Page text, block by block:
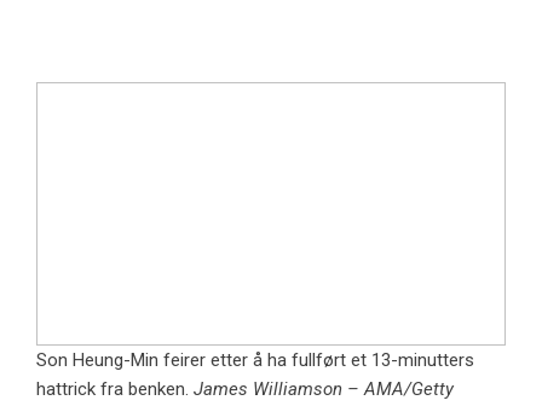
Son Heung-Min feirer etter å ha fullført et 13-minutters
hattrick fra benken. James Williamson – AMA/Getty